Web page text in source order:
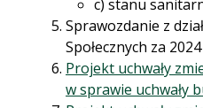
c) stanu
Sprawozdanie z
Społecznych za
Projekt uchwały
w sprawie uchwały